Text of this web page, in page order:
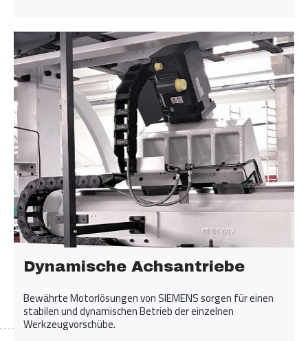
Dynamische Achsantriebe
Bewährte Motorlösungen von SIEMENS sorgen für einen
stabilen und dynamischen Betrieb der einzelnen
Werkzeugvorschübe.